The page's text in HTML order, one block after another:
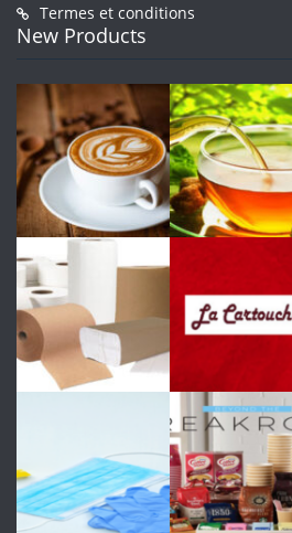
Termes et conditions
New Products